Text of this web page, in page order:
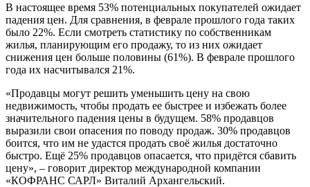
В настоящее время 53% потенциальных покупателей ожидает
падения цен. Для сравнения, в феврале прошлого года таких
было 22%. Если смотреть статистику по собственникам
жилья, планирующим его продажу, то из них ожидает
снижения цен больше половины (61%). В феврале прошлого
года их насчитывался 21%.
«Продавцы могут решить уменьшить цену на свою
недвижимость, чтобы продать ее быстрее и избежать более
значительного падения цены в будущем. 58% продавцов
выразили свои опасения по поводу продаж. 30% продавцов
боится, что им не удастся продать своё жилья достаточно
быстро. Ещё 25% продавцов опасается, что придётся сбавить
цену», – говорит директор международной компании
«КОФРАНС САРЛ» Виталий Архангельский.